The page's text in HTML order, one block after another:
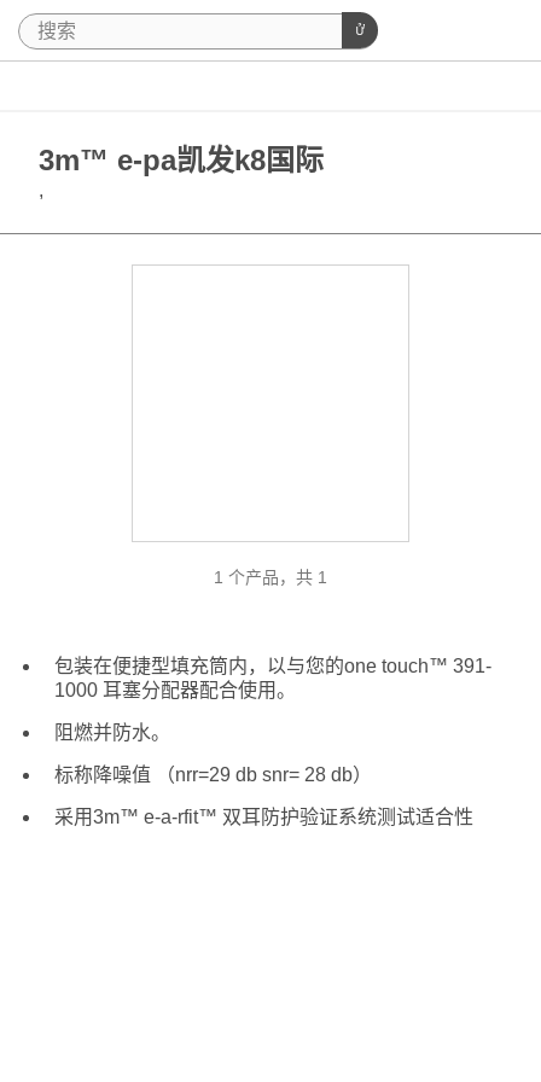
3m™ e-pa凯发k8国际
,
1 个产品，共 1
包装在便捷型填充筒内，以与您的one touch™ 391-
1000 耳塞分配器配合使用。
阻燃并防水。
标称降噪值 （nrr=29 db snr= 28 db）
采用3m™ e-a-rfit™ 双耳防护验证系统测试适合性